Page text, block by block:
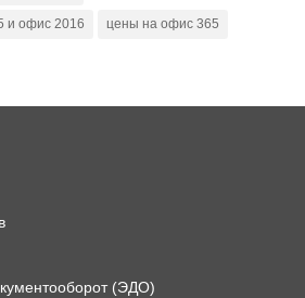
и офис 2016 цены на офис 365
(ЭДО)